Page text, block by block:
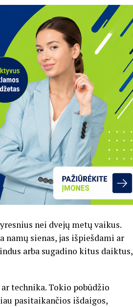
nei dvejų metų vaikus.
namų sienas, jas išpiešdami ar
arba sugadino kitus daiktus,
technika. Tokio pobūdžio
pasitaikančios išdaigos,